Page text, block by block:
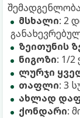
მსხალი: 2
ზეითუნის
ნიგოზი: 1/2
ლურჯი
თაფლი: 3
ახლად
ქონდარი: